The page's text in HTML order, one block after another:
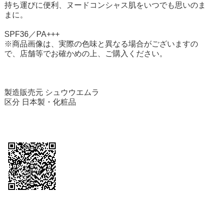
持ち運びに便利、ヌードコンシャス肌をいつでも思いのま
まに。
SPF36／PA+++
※商品画像は、実際の色味と異なる場合がございますの
で、店舗等でお確かめの上、ご購入ください。
製造販売元 シュウウエムラ
区分 日本製・化粧品